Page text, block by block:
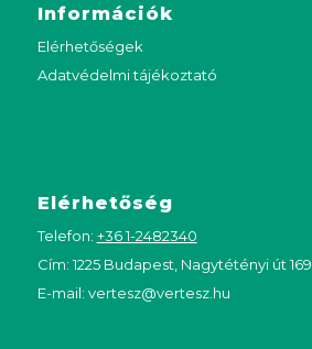
Információk
Elérhetőségek
Adatvédelmi tájékoztató
Elérhetőség
Telefon: +36 1-2482340
Cím: 1225 Budapest, Nagytétényi út 169.
E-mail: vertesz@vertesz.hu